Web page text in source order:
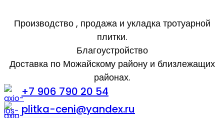
Производство , продажа и укладка тротуарной
плитки.
Благоустройство
Доставка по Можайскому району и близлежащих
районах.
+7 906 790 20 54
plitka-ceni@yandex.ru